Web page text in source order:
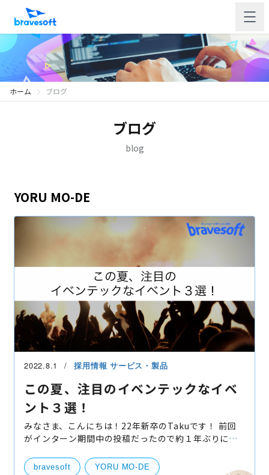
ホーム ブログ
ブログ
blog
YORU MO-DE
2022.8.1 採用情報サービス・製品
この夏、注目のイベンテックなイベ
ント３選！
みなさま、こんにちは！22年新卒のTakuです！ 前回
がインターン期間中の投稿だったので約１年ぶりにな
の感動や体験に新たな価値をもたらす呼称として「
bravesoft YORU MO-DE